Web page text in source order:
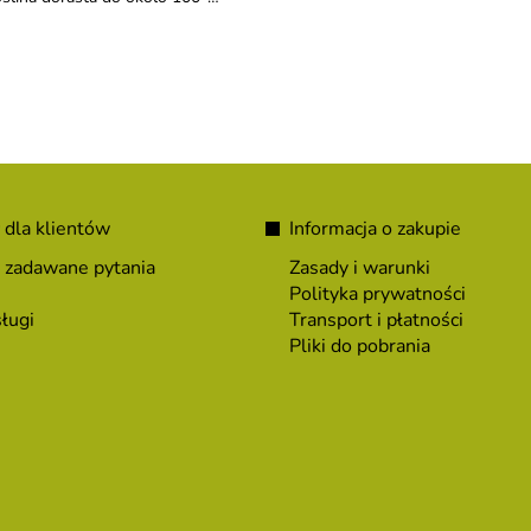
dla klientów
pytania
Informacja o zakupie
Zasady i warunki
Polityka prywatności
Transport i płatności
Pliki do pobrania